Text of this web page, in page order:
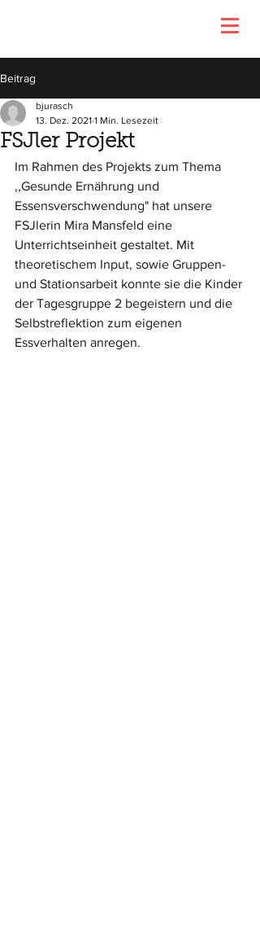
Beitrag
FSJler Projekt
bjurasch
13. Dez. 2021 1 Min. Lesezeit
Im Rahmen des Projekts zum Thema
,,Gesunde Ernährung und
Essensverschwendung" hat unsere
FSJlerin Mira Mansfeld eine
Unterrichtseinheit gestaltet. Mit
theoretischem Input, sowie Gruppen-
und Stationsarbeit konnte sie die Kinder
der Tagesgruppe 2 begeistern und die
Selbstreflektion zum eigenen
Essverhalten anregen.